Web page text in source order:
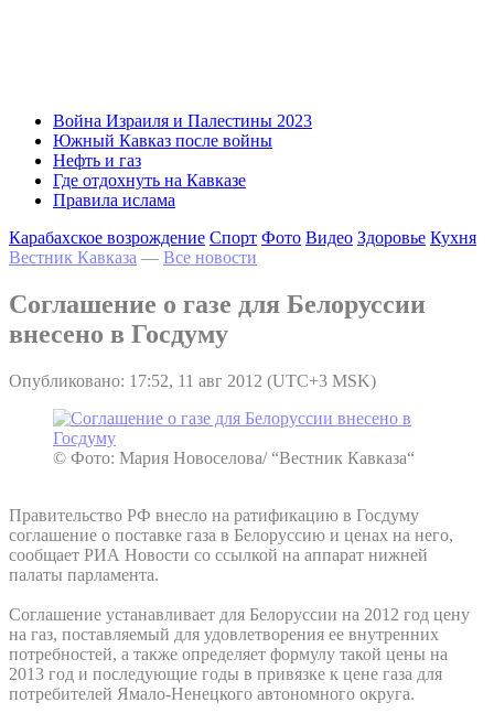
Война Израиля и Палестины 2023
Южный Кавказ после войны
Нефть и газ
Где отдохнуть на Кавказе
Правила ислама
Карабахское возрождение Спорт Фото Видео Здоровье Кухня
Вестник Кавказа — Все новости
Соглашение о газе для Белоруссии
внесено в Госдуму
Опубликовано: 17:52, 11 авг 2012 (UTC+3 MSK)
© Фото: Мария Новоселова/ “Вестник Кавказа“
Правительство РФ внесло на ратификацию в Госдуму
соглашение о поставке газа в Белоруссию и ценах на него,
сообщает РИА Новости со ссылкой на аппарат нижней
палаты парламента.
Соглашение устанавливает для Белоруссии на 2012 год цену
на газ, поставляемый для удовлетворения ее внутренних
потребностей, а также определяет формулу такой цены на
2013 год и последующие годы в привязке к цене газа для
потребителей Ямало-Ненецкого автономного округа.